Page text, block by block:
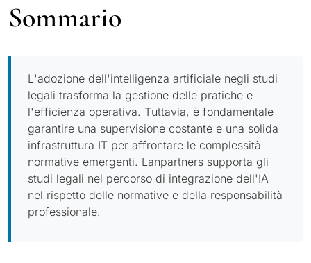
Sommario
L'adozione dell'intelligenza artificiale negli studi
legali trasforma la gestione delle pratiche e
l'efficienza operativa. Tuttavia, è fondamentale
garantire una supervisione costante e una solida
infrastruttura IT per affrontare le complessità
normative emergenti. Lanpartners supporta gli
studi legali nel percorso di integrazione dell'IA
nel rispetto delle normative e della responsabilità
professionale.